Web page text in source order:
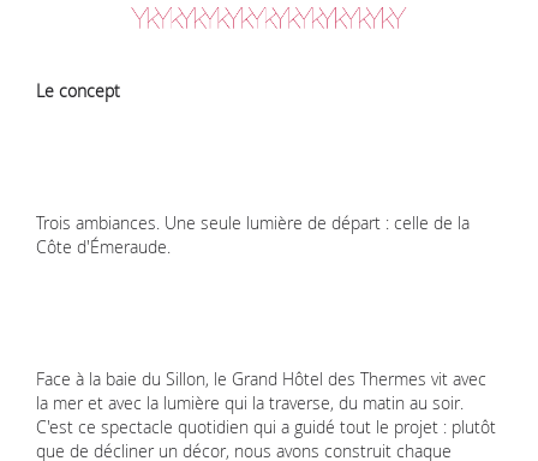
Le concept
Trois ambiances. Une seule lumière de départ : celle de la
Côte d'Émeraude.
Face à la baie du Sillon, le Grand Hôtel des Thermes vit avec
la mer et avec la lumière qui la traverse, du matin au soir.
C'est ce spectacle quotidien qui a guidé tout le projet : plutôt
que de décliner un décor, nous avons construit chaque